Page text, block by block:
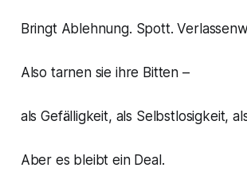
Bringt Ablehnung. Spott.
Also tarnen sie ihre Bitten –
als Gefälligkeit, als Selbstlosigkeit,
Aber es bleibt ein Deal.